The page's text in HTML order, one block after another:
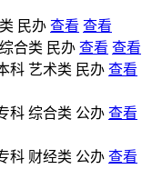
民办 查看 查看
综合类 民办 查看 查看
科 艺术类 民办 查看
科 综合类 公办 查看
科 财经类 公办 查看